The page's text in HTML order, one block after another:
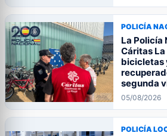
POLICÍA
La Policía
Cáritas
bicicletas
segunda
05/08/2026
POLICÍA